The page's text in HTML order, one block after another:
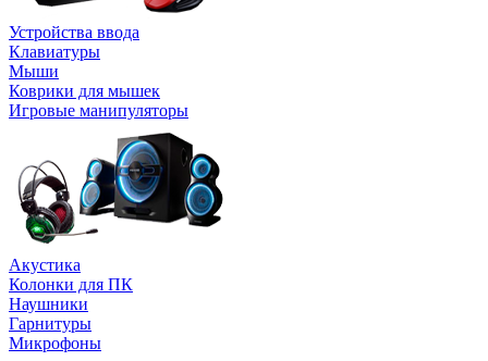
Устройства ввода
Клавиатуры
Мыши
Коврики для мышек
Игровые манипуляторы
Акустика
Колонки для ПК
Наушники
Гарнитуры
Микрофоны